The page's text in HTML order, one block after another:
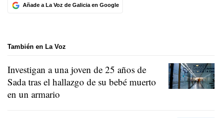
Añade a La Voz de Galicia en Google
También en La Voz
Investigan a una joven de 25 años de
Sada tras el hallazgo de su bebé muerto
en un armario